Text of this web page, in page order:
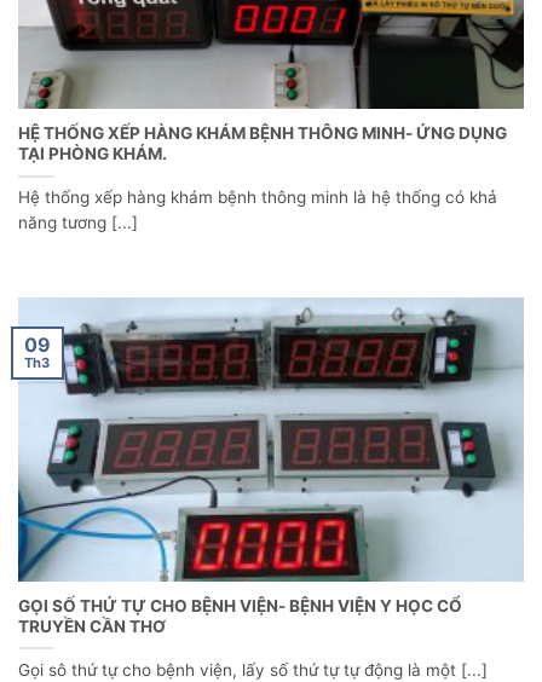
HỆ THỐNG XẾP HÀNG KHÁM BỆNH THÔNG MINH- ỨNG DỤNG
TẠI PHÒNG KHÁM.
Hệ thống xếp hàng khám bệnh thông minh là hệ thống có khả
năng tương [...]
GỌI SỐ THỨ TỰ CHO BỆNH VIỆN- BỆNH VIỆN Y HỌC CỔ
TRUYỀN CẦN THƠ
Gọi sô thứ tự cho bệnh viện, lấy số thứ tự tự động là một [...]
09
Th3